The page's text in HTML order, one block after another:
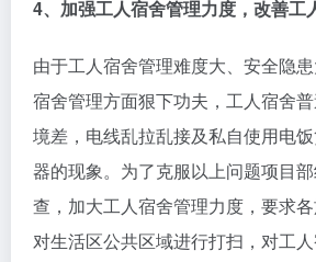
4、加强工人宿舍管理力度，改善工
由于工人宿舍管理难度大、安全隐
宿舍管理方面狠下功夫，工人宿舍
境差，电线乱拉乱接及私自使用电
器的现象。为了克服以上问题项目
查，加大工人宿舍管理力度，要求
对生活区公共区域进行打扫，对工